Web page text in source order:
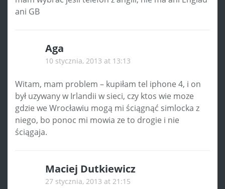
ani GB
Aga
10 stycznia, 2013 at 13:13
Witam, mam problem – kupiłam tel iphone 4, i on
był uzywany w Irlandii w sieci, czy ktos wie moze
gdzie we Wrocławiu mogą mi ściągnąć simlocka z
niego, bo ponoc mi mowia ze to drogie i nie
ściągaja.
Maciej Dutkiewicz
27 stycznia, 2013 at 21:15